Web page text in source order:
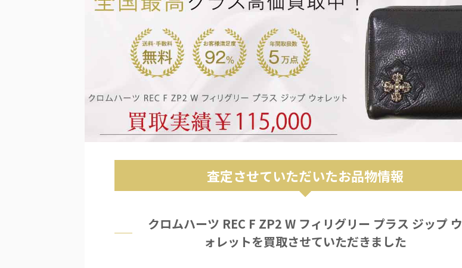
査定させていただいたお品物情報
クロムハーツ REC F ZP2 W フィリグリー プラス ジップ ウ
ォレットを買取させていただきました